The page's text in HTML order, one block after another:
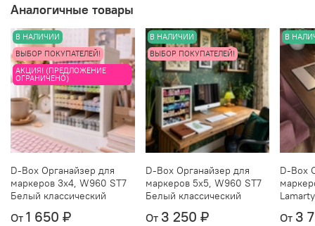
Аналогичные товары
В НАЛИЧИИ
ВЫБОР ПОКУПАТЕЛЕЙ!
АКЦИЯ! (ПРЕДЛОЖЕНИЕ
ОГРАНИЧЕНО)
D-Box Органайзер для
маркеров 3х4, W960 ST7
Белый классический
От 1 650 ₽
В НАЛИЧИИ
ВЫБОР ПОКУПАТЕЛЕЙ!
D-Box Органайзер для
маркеров 5х5, W960 ST7
Белый классический
От 3 250 ₽
В
D-Box
Lamarty
От 3